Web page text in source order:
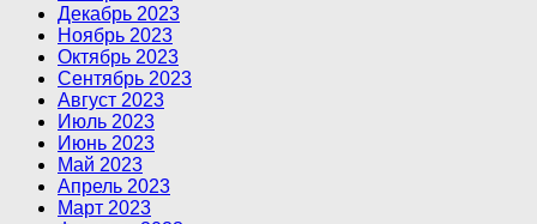
Декабрь 2023
Ноябрь 2023
Октябрь 2023
Сентябрь 2023
Август 2023
Июль 2023
Июнь 2023
Май 2023
Апрель 2023
Март 2023